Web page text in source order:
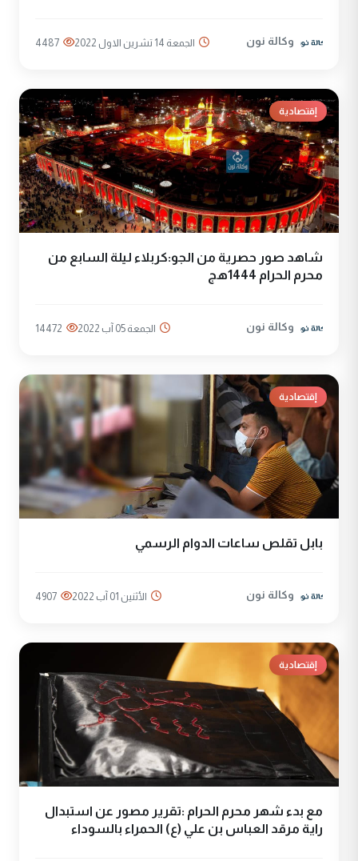
وكالة نون الجمعة 14 تشرين الاول 2022 4487
إقتصادية
شاهد صور حصرية من الجو:كربلاء ليلة السابع من
محرم الحرام 1444هج
وكالة نون الجمعة 05 آب 2022 14472
إقتصادية
بابل تقلص ساعات الدوام الرسمي
وكالة نون الأثنين 01 آب 2022 4907
إقتصادية
مع بدء شهر محرم الحرام :تقرير مصور عن استبدال
راية مرقد العباس بن علي (ع) الحمراء بالسوداء